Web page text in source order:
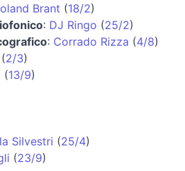
Brant (18/2)
: DJ Ringo (25/2)
: Corrado Rizza (4/8)
(2/3)
(13/9)
Silvestri (25/4)
(23/9)